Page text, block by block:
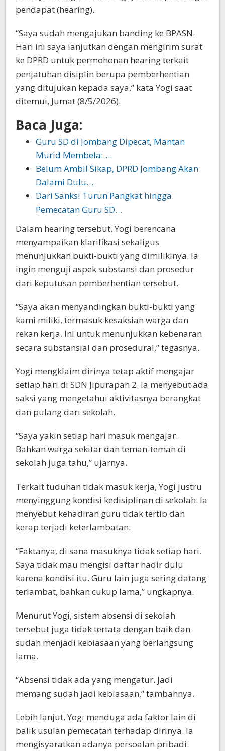
pendapat (hearing).
“Saya sudah mengajukan banding ke BPASN.
Hari ini saya lanjutkan dengan mengirim surat
ke DPRD untuk permohonan hearing terkait
penjatuhan disiplin berupa pemberhentian
yang ditujukan kepada saya,” kata Yogi saat
ditemui, Jumat (8/5/2026).
Baca Juga:
Guru SD di Jombang Dipecat, Mantan
Murid Membela:…
Belum Ambil Sikap, DPRD Jombang Akan
Dalami Dulu…
Dari Sanksi Turun Pangkat hingga
Pemecatan Guru SD…
Dalam hearing tersebut, Yogi berencana
menyampaikan klarifikasi sekaligus
menunjukkan bukti-bukti yang dimilikinya. Ia
ingin menguji aspek substansi dan prosedur
dari keputusan pemberhentian tersebut.
“Saya akan menyandingkan bukti-bukti yang
kami miliki, termasuk kesaksian warga dan
rekan kerja. Ini untuk menunjukkan kebenaran
secara substansial dan prosedural,” tegasnya.
Yogi mengklaim dirinya tetap aktif mengajar
setiap hari di SDN Jipurapah 2. Ia menyebut ada
saksi yang mengetahui aktivitasnya berangkat
dan pulang dari sekolah.
“Saya yakin setiap hari masuk mengajar.
Bahkan warga sekitar dan teman-teman di
sekolah juga tahu,” ujarnya.
Terkait tuduhan tidak masuk kerja, Yogi justru
menyinggung kondisi kedisiplinan di sekolah. Ia
menyebut kehadiran guru tidak tertib dan
kerap terjadi keterlambatan.
“Faktanya, di sana masuknya tidak setiap hari.
Saya tidak mau mengisi daftar hadir dulu
karena kondisi itu. Guru lain juga sering datang
terlambat, bahkan cukup lama,” ungkapnya.
Menurut Yogi, sistem absensi di sekolah
tersebut juga tidak tertata dengan baik dan
sudah menjadi kebiasaan yang berlangsung
lama.
“Absensi tidak ada yang mengatur. Jadi
memang sudah jadi kebiasaan,” tambahnya.
Lebih lanjut, Yogi menduga ada faktor lain di
balik usulan pemecatan terhadap dirinya. Ia
mengisyaratkan adanya persoalan pribadi.